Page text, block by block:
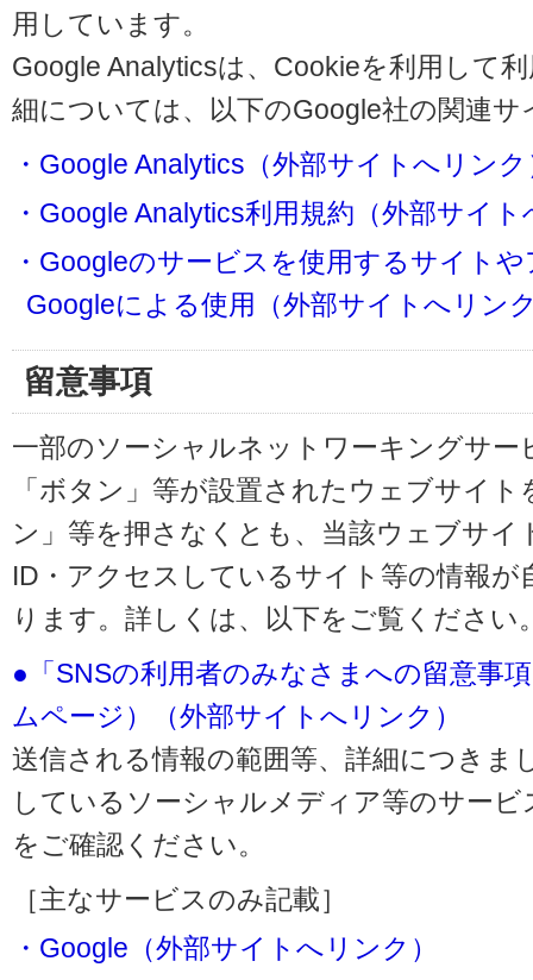
用しています。
Google Analyticsは、Cookieを利用して
細については、以下のGoogle社の関連
・Google Analytics（外部サイトへリンク
・Google Analytics利用規約（外部サイ
・Googleのサービスを使用するサイト
Googleによる使用（外部サイトへリン
留意事項
一部のソーシャルネットワーキングサー
「ボタン」等が設置されたウェブサイ
ン」等を押さなくとも、当該ウェブサイ
ID・アクセスしているサイト等の情報
ります。詳しくは、以下をご覧ください
●「SNSの利用者のみなさまへの留意事
ムページ）（外部サイトへリンク）
送信される情報の範囲等、詳細につきま
しているソーシャルメディア等のサー
をご確認ください。
［主なサービスのみ記載］
・Google（外部サイトへリンク）